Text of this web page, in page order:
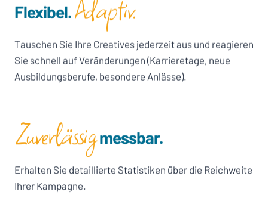
Flexibel.Adaptiv.
Tauschen Sie Ihre Creatives jederzeit aus und reagieren
Sie schnell auf Veränderungen (Karrieretage, neue
Ausbildungsberufe, besondere Anlässe).
Zuverlässigmessbar.
Erhalten Sie detaillierte Statistiken über die Reichweite
Ihrer Kampagne.